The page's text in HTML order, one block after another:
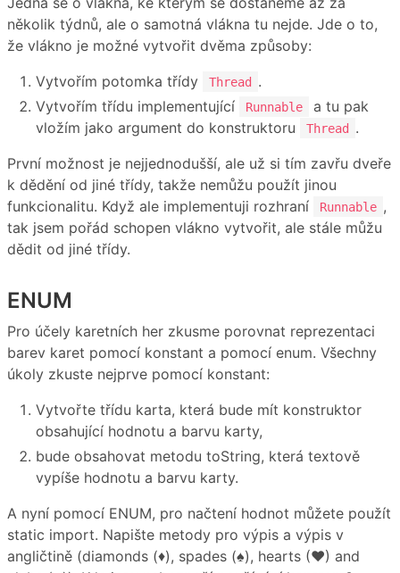
několik týdnů, ale o samotná vlákna tu nejde. Jde o to,
že vlákno je možné vytvořit dvěma způsoby:
Vytvořím potomka třídy
Thread .
Vytvořím třídu implementující
Runnable
a tu pak
vložím jako argument do konstruktoru
Thread .
První možnost je nejjednodušší, ale už si tím zavřu dveře
k dědění od jiné třídy, takže nemůžu použít jinou
funkcionalitu. Když ale implementuji rozhraní
Runnable ,
tak jsem pořád schopen vlákno vytvořit, ale stále můžu
dědit od jiné třídy.
ENUM
Pro účely karetních her zkusme porovnat reprezentaci
barev karet pomocí konstant a pomocí enum. Všechny
úkoly zkuste nejprve pomocí konstant:
Vytvořte třídu karta, která bude mít konstruktor
obsahující hodnotu a barvu karty,
bude obsahovat metodu toString, která textově
vypíše hodnotu a barvu karty.
A nyní pomocí ENUM, pro načtení hodnot můžete použít
static import. Napište metody pro výpis a výpis v
angličtině (diamonds (♦), spades (♠), hearts (♥) and